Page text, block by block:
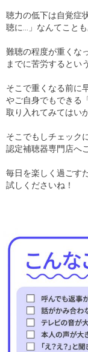
聴力の低下は自覚症
聴に…」なんてことも
難聴の程度が重くな
までに苦労するとい
そこで重くなる前に
やご自身でもできる
取り入れてみてはい
そこでもしチェック
認定補聴器専門店へ
毎日を楽しく過ごす
試しくださいね！